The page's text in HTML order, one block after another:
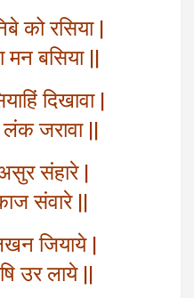
को रसिया |
मन बसिया ||
दिखावा |
जरावा ||
संहारे |
संवारे ||
जियाये |
उर लाये ||